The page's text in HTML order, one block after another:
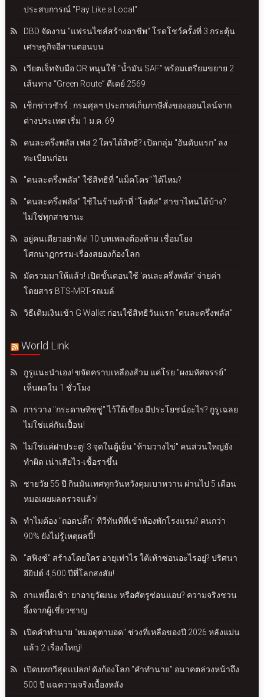
ประสบการณ์ "Pay Like a Local"
DBD จัดงาน "แฟรนไชส์สร้างอาชีพ" โรดโชว์ครั้งที่ 3 กระตุ้น
เศรษฐกิจอีสานตอนบน
เวียตเจ็ทจับมือ OR หนุนใช้ “น้ำมัน SAF” พร้อมเตรียมขยาย 2
เส้นทาง “Green Route” ดีเดย์ 2569
เช็กข่าวชัวร์ : กรมศุลฯ ประกาศเก็บภาษีสั่งของออนไลน์จาก
ต่างประเทศ เริ่ม 1 ม.ค. 69
คนละครึ่งพลัส เฟส 2 ใครได้สิทธิ? เปิดกลุ่ม "อันดับแรก" ลง
ทะเบียนก่อน
"คนละครึ่งพลัส" ใช้สิทธิที่ "แม็คโคร" ได้ไหม?
"คนละครึ่งพลัส" ใช้ในร้านค้าที่ "โลตัส" สาขาไหนได้บ้าง?
ไม่ใช่ทุกสาขานะ
อยู่คนเดียวอย่าฟัง! 10 บทเพลงต้องห้าม เชื่อมโยง
โศกนาฏกรรม-เรื่องสยองก้องโลก
มัดรวมมาให้แล้ว! เปิดขั้นตอนใช้ 'คนละครึ่งพลัส' จ่ายค่า
โดยสาร BTS-MRT-รถเมล์
วิธีเติมเงินเข้า G Wallet ก่อนใช้สิทธิวันแรก "คนละครึ่งพลัส"
World Link
กูรูแนะนำเอง! ขจัดคราบเหลืองส้วม แค่โรย "ผงมหัศจรรย์"
เห็นผลใน 1 ชั่วโมง
การวาง "กระดาษทิชชู่" ไว้ใต้เขียง มีประโยชน์อะไร? กูรูเฉลย
ไม่ใช่แค่กันเปื้อน!
ไม่ใช่แค่ฝาประตู! 3 จุดในตู้เย็น "ห้ามวางไข่" คนส่วนใหญ่ยัง
ทำผิด เน่าเสียไว-เชื้อราขึ้น
ชายวัย 55 ปี กินมันเทศทุกวันหวังคุมเบาหวาน ผ่านไป 5 เดือน
หมอเผยผลตรวจแล้ว!
ทำไมต้อง "ถอดปลั๊ก" ทีวีทันทีที่เข้าห้องพักโรงแรม? คนกว่า
90% ยังไม่รู้เหตุผลนี้!
"สฟิงซ์" สร้างโดยใคร อายุเท่าไร ใต้เท้าซ่อนอะไรอยู่? ปริศนา
อียิปต์ 4,500 ปีที่โลกสงสัย!
กาแฟมื้อเช้า: ยาอายุวัฒนะ หรือศัตรูซ่อนแอบ? ความจริงชวน
อึ้งจากผู้เชี่ยวชาญ
เปิดคำทำนาย "หมอดูตาบอด" ช่วงที่เหลือของปี 2026 หลังแม่น
แล้ว 2 เรื่องใหญ่!
เปิดบทกวีสุดแปลก! ดังก้องโลก "คำทำนาย" อนาคตล่วงหน้าถึง
500 ปี แฉความจริงเบื้องหลัง